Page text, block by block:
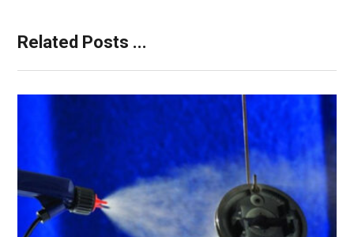
Related Posts ...